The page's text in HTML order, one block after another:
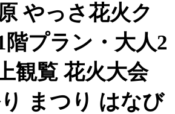
やっさ花火ク
プラン・大人2
観覧 花火大会
まつり はなび